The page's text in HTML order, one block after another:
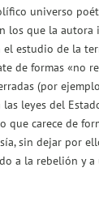
universo
los que la
estudio de la
de formas «no
(por
leyes del
que carece de
sin dejar por
a la rebelión y